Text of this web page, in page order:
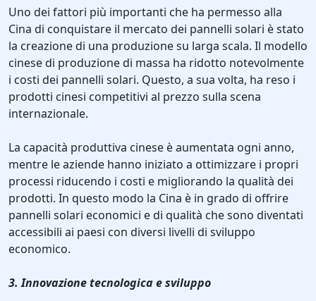
Uno dei fattori più importanti che ha permesso alla
Cina di conquistare il mercato dei pannelli solari è stato
la creazione di una produzione su larga scala. Il modello
cinese di produzione di massa ha ridotto notevolmente
i costi dei pannelli solari. Questo, a sua volta, ha reso i
prodotti cinesi competitivi al prezzo sulla scena
internazionale.
La capacità produttiva cinese è aumentata ogni anno,
mentre le aziende hanno iniziato a ottimizzare i propri
processi riducendo i costi e migliorando la qualità dei
prodotti. In questo modo la Cina è in grado di offrire
pannelli solari economici e di qualità che sono diventati
accessibili ai paesi con diversi livelli di sviluppo
economico.
3. Innovazione tecnologica e sviluppo